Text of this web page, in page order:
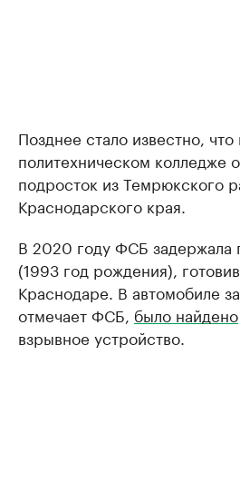
Позднее стало известно,
политехническом колледже
подросток из Темрюкского
Краснодарского края.
В 2020 году ФСБ задержала
(1993 год рождения),
Краснодаре. В автомобиле
отмечает ФСБ, было найдено
взрывное устройство.